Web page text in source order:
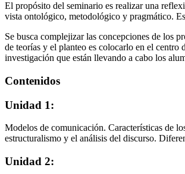
El propósito del seminario es realizar una
vista ontológico, metodológico y pragmático.
Se busca complejizar las concepciones de los
de teorías y el planteo es colocarlo en el
investigación que están llevando a cabo los
Contenidos
Unidad 1:
Modelos de comunicación. Características de
estructuralismo y el análisis del discurso.
Unidad 2: